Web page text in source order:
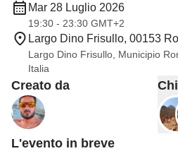
Mar 28 Luglio 2026
19:30 - 23:30 GMT+2
Largo Dino Frisullo, 00153
Largo Dino Frisullo, Municipio
Italia
Creato da
L'evento in breve